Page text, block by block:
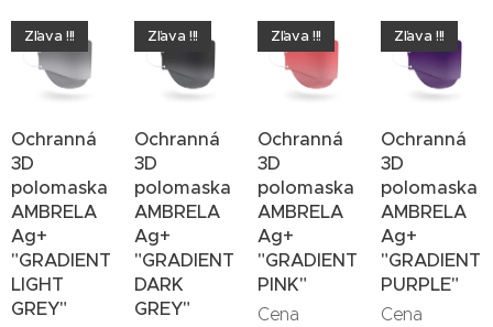
Ochranná
3D
polomaska
AMBRELA
Ag+
"GRADIENT
LIGHT
GREY"
Zľava !!!
Ochranná
3D
polomaska
AMBRELA
Ag+
"GRADIENT
DARK
GREY"
Zľava !!!
Ochranná
3D
polomaska
AMBRELA
Ag+
"GRADIENT
PINK"
Zľava !!!
Cena
Ochranná
3D
polomaska
AMBRELA
Ag+
"GRADIENT
PURPLE"
Zľava !!!
Cena